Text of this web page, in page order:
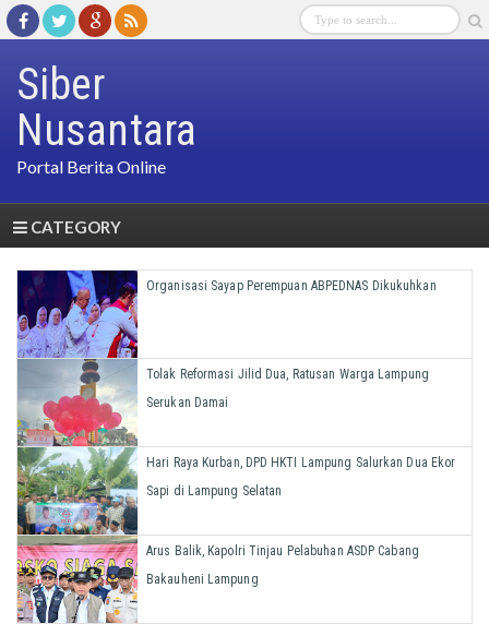
Siber
Nusantara
Portal Berita Online
CATEGORY
Organisasi Sayap Perempuan ABPEDNAS Dikukuhkan
Tolak Reformasi Jilid Dua, Ratusan Warga Lampung
Serukan Damai
Hari Raya Kurban, DPD HKTI Lampung Salurkan Dua Ekor
Sapi di Lampung Selatan
Arus Balik, Kapolri Tinjau Pelabuhan ASDP Cabang
Bakauheni Lampung